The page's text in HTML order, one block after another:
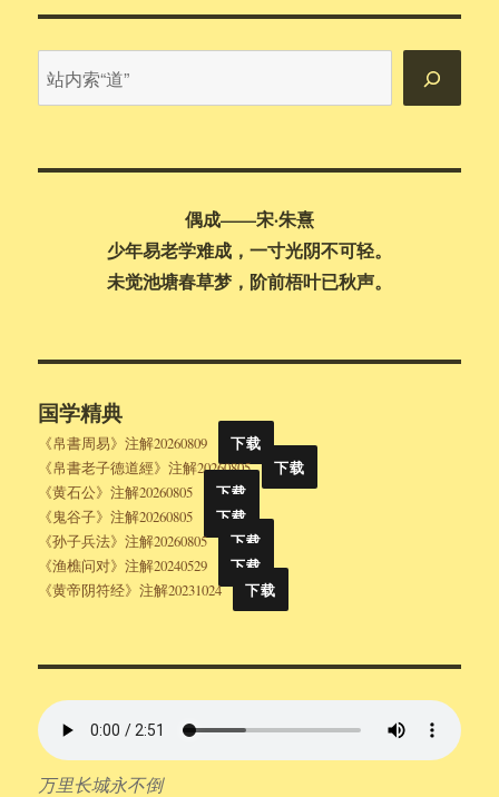
内
偶成——宋·朱熹
少年易老学难成，一寸光阴不可轻。
未觉池塘春草梦，阶前梧叶已秋声。
国学精典
《帛書周易》注解20260809
下载
《帛書老子德道經》注解20260805
下载
《黄石公》注解20260805
下载
《鬼谷子》注解20260805
下载
《孙子兵法》注解20260805
下载
《渔樵问对》注解20240529
下载
《黄帝阴符经》注解20231024
下载
万里长城永不倒